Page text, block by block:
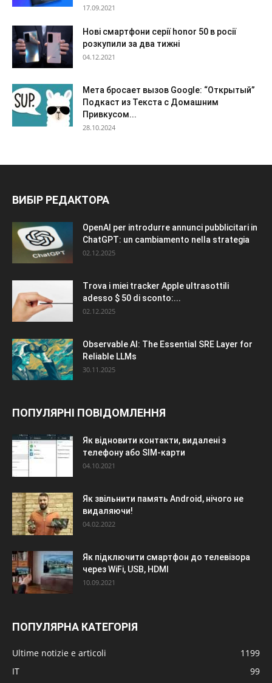
17.09.2021
Нові смартфони серії honor 50 в росії
розкупили за два тижні
04.12.2021
Мета бросает вызов Google: “Открытый”
Подкаст из Текста с Домашним
Привкусом...
28.10.2024
ВИБІР РЕДАКТОРА
OpenAI per introdurre annunci pubblicitari in
ChatGPT: un cambiamento nella strategia
02.12.2025
Trova i miei tracker Apple ultrasottili
adesso $ 50 di sconto:...
02.12.2025
Observable AI: The Essential SRE Layer for
Reliable LLMs
30.11.2025
ПОПУЛЯРНІ ПОВІДОМЛЕННЯ
Як відновити контакти, видалені з
телефону або SIM-карти
04.10.2021
Як звільнити память Android, нічого не
видаляючи!
04.02.2022
Як підключити смартфон до телевізора
через WiFi, USB, HDMI
10.09.2021
ПОПУЛЯРНА КАТЕГОРІЯ
Ultime notizie e articoli
1199
IT
99